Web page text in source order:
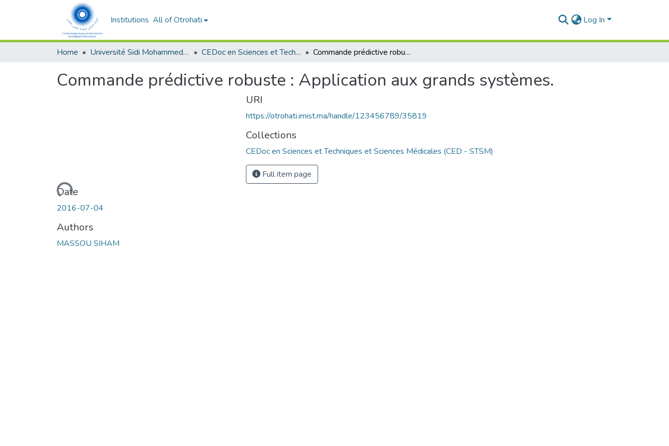
Institutions All of Otrohati Log In
Home Université Sidi Mohammed Ben Abdellah - Fès CEDoc en Sciences et Techniques et Sciences Médicales (CED - STSM) Commande prédictive robuste : Application aux grands systèmes.
Commande prédictive robuste : Application aux grands systèmes.
Loading...
Date
2016-07-04
Authors
MASSOU SIHAM
URI
https://otrohati.imist.ma/handle/123456789/35819
Collections
CEDoc en Sciences et Techniques et Sciences Médicales (CED - STSM)
Full item page